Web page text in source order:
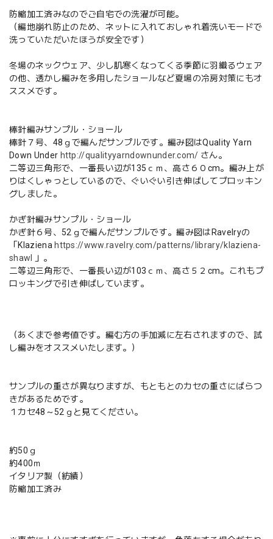
防縮加工済みなのでご自宅での洗濯が可能。
（編地崩れ防止のため、ネットに入れておしゃれ着洗いモードで
洗っていただいたほうが安全です）
冬場のネックウェア、少し肌寒くなってくる季節に羽織るウェア
の他、透かし編みを多用したショールなど夏場の冷房対策にもオ
ススメです。
棒針編みサンプル・ショール
棒針７号、48ｇで編んだサンプルです。編み図はQuality Yarn
Down Under http://qualityyarndownunder.com/ さん。
二等辺三角形で、一番長い辺が135ｃｍ、高さ６０cm。編み上が
りはくしゃっとしているので、ぐいぐい引き伸ばしてブロッキン
グしました。
かぎ針編みサンプル・ショール
かぎ針６号、52ｇで編んだサンプルです。編み図はRavelryの
「Klaziena https://www.ravelry.com/patterns/library/klaziena-
shawl
」。
二等辺三角形で、一番長い辺が103ｃｍ、高さ５２cm。これもブ
ロッキングで引き伸ばしています。
（あくまで参考値です。編む方の手加減に左右されますので、試
し編みをオススメいたします。）
サンプルの重さが異なりますが、もともとのカセの重さにばらつ
きがあるためです。
１カセ48～52ｇと見てください。
約50ｇ
約400ｍ
イタリア製（紡績）
防縮加工済み